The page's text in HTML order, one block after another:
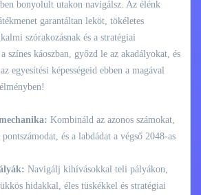
bonyolult utakon navigálsz. Az élénk
garantáltan leköt, tökéletes
szórakozásnak és a stratégiai
színes káoszban, győzd le az akadályokat, és
egyesítési képességeid ebben a magával
Kombináld az azonos számokat,
és a labdádat a végső 2048-as
Navigálj kihívásokkal teli pályákon,
hidakkal, éles tüskékkel és stratégiai